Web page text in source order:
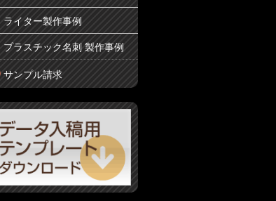
ライター製作事例
プラスチック名刺 製作事例
サンプル請求